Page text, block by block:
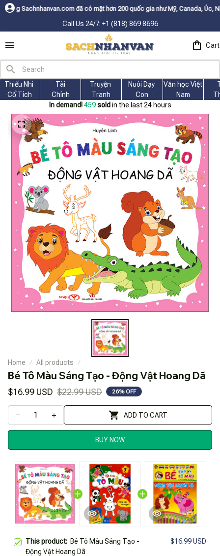
đã có mặt hơn 200 quốc gia như Mỹ, Canada, Úc, Nhật, Hàn, và các nước
Call Us 24/7: +1 (818) 869 8696
Cart
Thiếu Nhi
Cổ Tích
Tài
Chính
Truyện
Tranh
Nuôi Dạy
Con
Văn học Việt
Nam
In demand! 459 sold in the last 24 hours
Home All products
Bé Tô Màu Sáng Tạo - Động Vật Hoang Dã
$16.99 USD $22.99 USD 26% OFF
ADD TO CART
BUY NOW
This product: Bé Tô Màu Sáng Tạo -
Động Vật Hoang Dã
$16.99 USD